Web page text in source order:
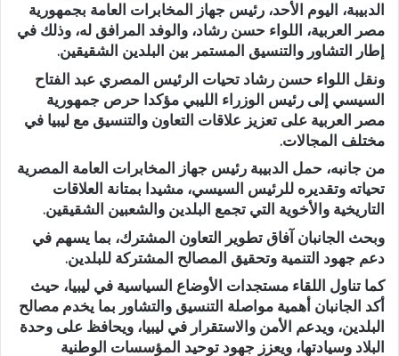
الدبيبة، اليوم الأحد، رئيس جهاز المخابرات العامة بجمهورية
مصر العربية، اللواء حسن رشاد، والوفد المرافق له، وذلك في
إطار التشاور والتنسيق المستمر بين البلدين الشقيقين.
ونقل اللواء حسن رشاد تحيات الرئيس المصري عبد الفتاح
السيسي إلى رئيس الوزراء الليبي مؤكدا حرص جمهورية
مصر العربية على تعزيز علاقات التعاون والتنسيق مع ليبيا في
مختلف المجالات.
من جانبه، حمل الدبيبة رئيس جهاز المخابرات العامة المصرية
تحياته وتقديره للرئيس السيسي، مشيدا بمتانة العلاقات
التاريخية والأخوية التي تجمع البلدين والشعبين الشقيقين.
وبحث الجانبان آفاق تطوير التعاون المشترك، بما يسهم في
دعم جهود التنمية وتحقيق المصالح المشتركة للبلدين.
كما تناول اللقاء مستجدات الأوضاع السياسية في ليبيا، حيث
أكد الجانبان أهمية مواصلة التنسيق والتشاور بما يخدم مصالح
البلدين، ويدعم الأمن والاستقرار في ليبيا، ويحافظ على وحدة
البلاد وسيادتها، ويعزز جهود توحيد المؤسسات الوطنية